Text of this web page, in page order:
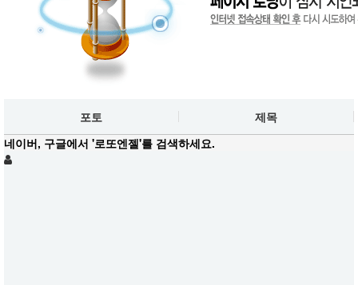
포토
제목
네이버, 구글에서 '로또엔젤'를 검색하세요.